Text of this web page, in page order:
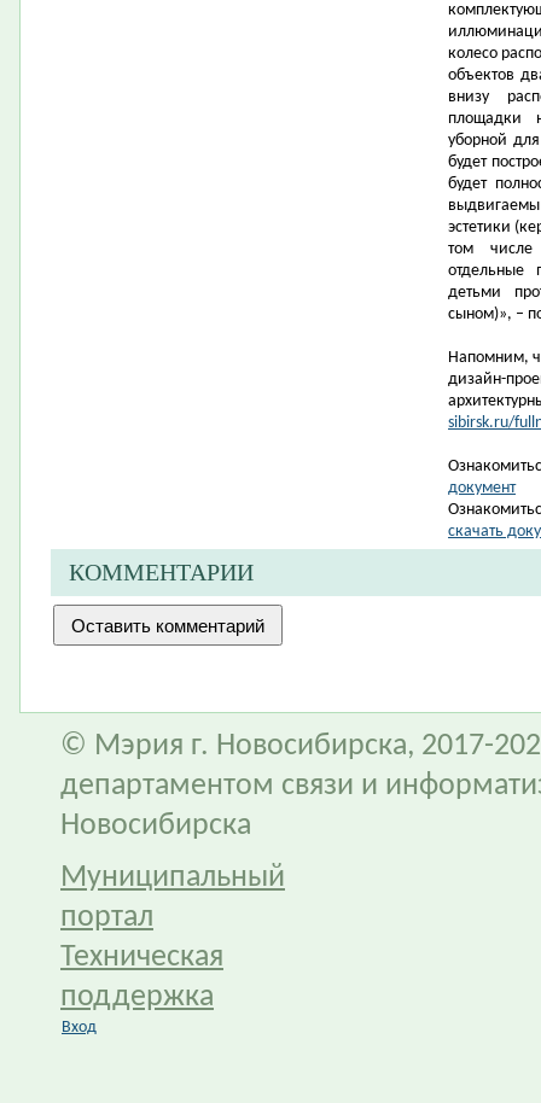
колесо
объектов
внизу
площадки
уборной
будет
будет
эстетики
том числе
отдельные
детьми
сыном)», –
Напомним,
дизайн-
sibirsk.ru/
документ
скачать
КОММЕНТАРИИ
© Мэрия г. Новосибирска, 2017-
департаментом связи и
Новосибирска
Муниципальный
портал
Техническая
поддержка
Вход